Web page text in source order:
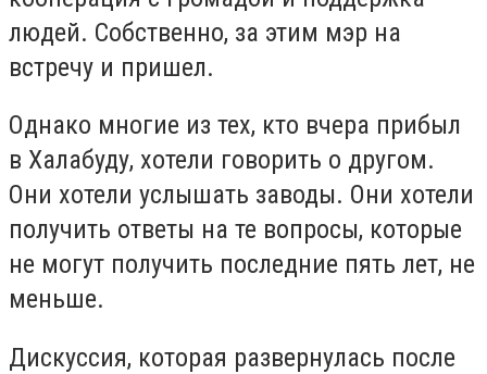
людей. Собственно, за этим мэр на
встречу и пришел.
Однако многие из тех, кто вчера прибыл
в Халабуду, хотели говорить о другом.
Они хотели услышать заводы. Они хотели
получить ответы на те вопросы, которые
не могут получить последние пять лет, не
меньше.
Дискуссия, которая развернулась после